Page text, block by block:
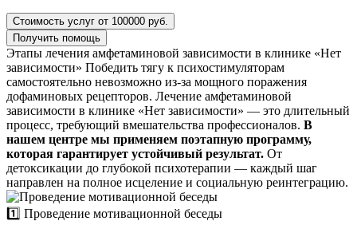
Стоимость услуг от 100000 руб.
Получить помощь
Этапы лечения амфетаминовой зависимости в клинике «Нет
зависимости» Победить тягу к психостимуляторам
самостоятельно невозможно из-за мощного поражения
дофаминовых рецепторов. Лечение амфетаминовой
зависимости в клинике «Нет зависимости» — это длительный
процесс, требующий вмешательства профессионалов. В
нашем центре мы применяем поэтапную программу,
которая гарантирует устойчивый результат. От
детоксикации до глубокой психотерапии — каждый шаг
направлен на полное исцеление и социальную реинтеграцию.
1️⃣ Проведение мотивационной беседы